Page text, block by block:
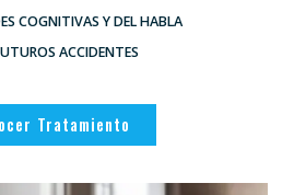
COGNITIVAS Y DEL HABLA
ACCIDENTES
Tratamiento